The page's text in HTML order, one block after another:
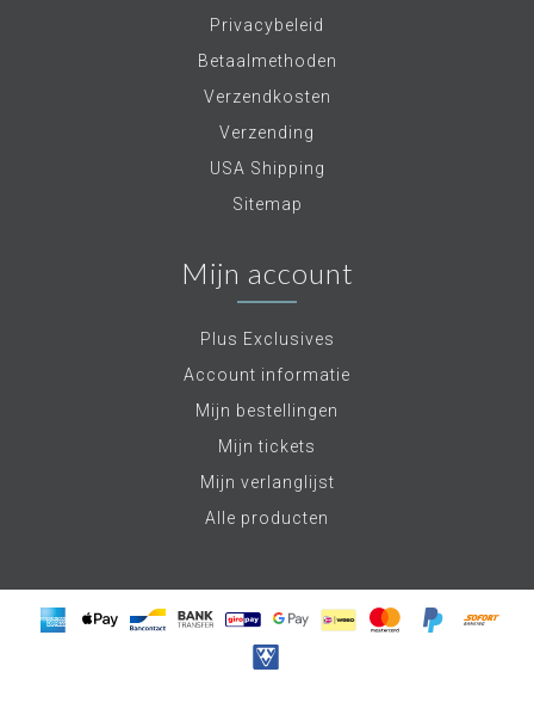
Privacybeleid
Betaalmethoden
Verzendkosten
Verzending
USA Shipping
Sitemap
Mijn account
Plus Exclusives
Account informatie
Mijn bestellingen
Mijn tickets
Mijn verlanglijst
Alle producten